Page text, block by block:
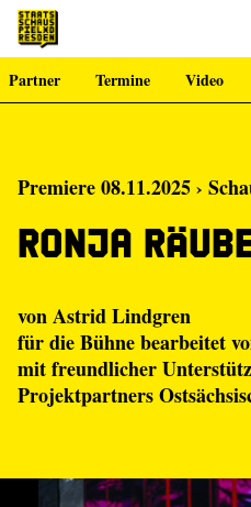
Zum Hauptinhalt springen Zum
Partner Termine Video
Premiere 08.11.2025 ›
Ronja
von Astrid Lindgren
für die Bühne bearbeitet
mit freundlicher
Projektpartners